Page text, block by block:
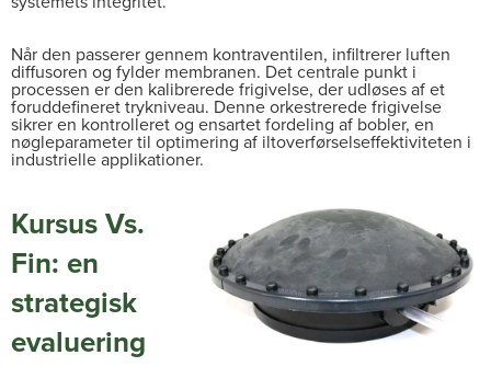
Når den passerer gennem kontraventilen, infiltrerer luften
diffusoren og fylder membranen. Det centrale punkt i
processen er den kalibrerede frigivelse, der udløses af et
foruddefineret trykniveau. Denne orkestrerede frigivelse
sikrer en kontrolleret og ensartet fordeling af bobler, en
nøgleparameter til optimering af iltoverførselseffektiviteten i
industrielle applikationer.
Kursus Vs.
Fin: en
strategisk
evaluering